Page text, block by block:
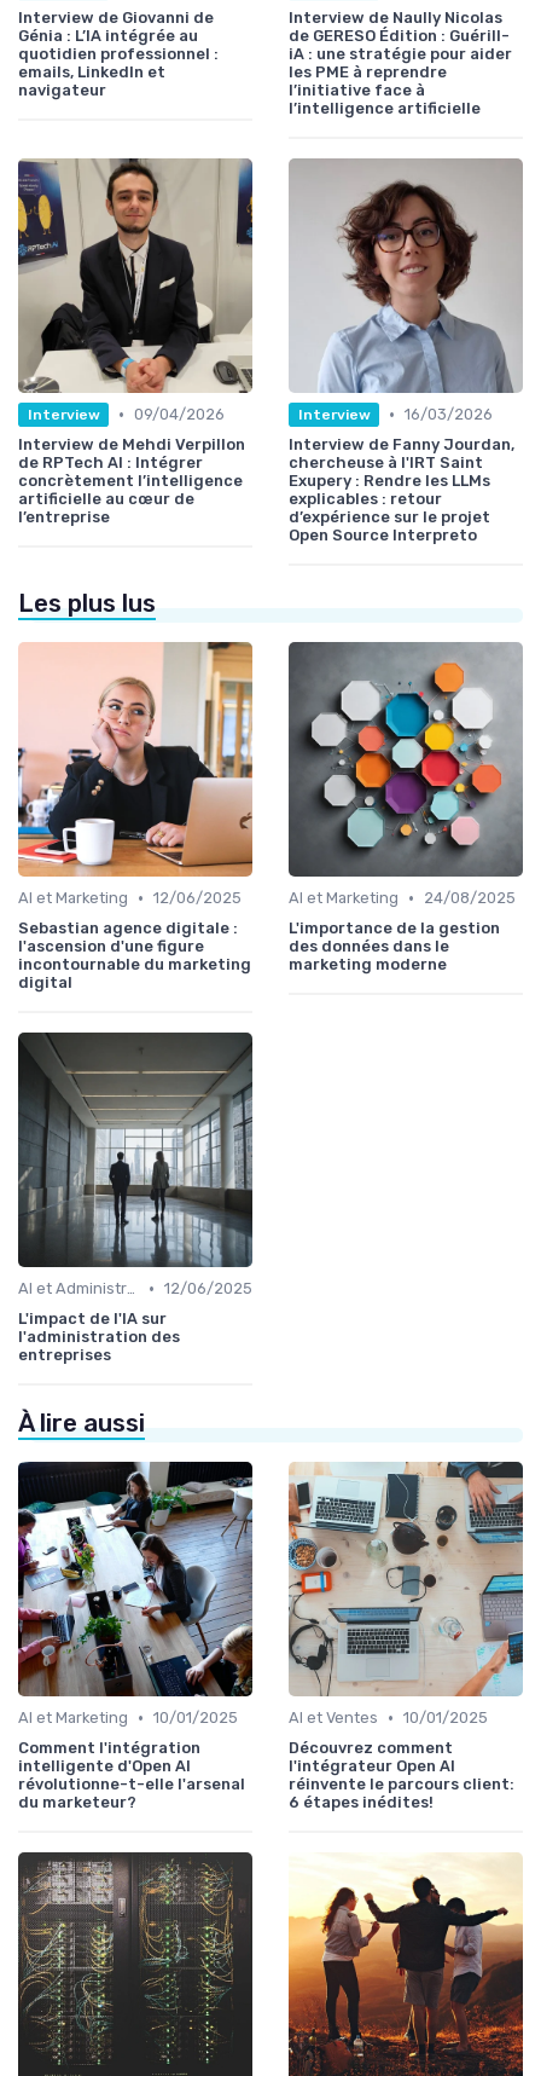
Interview de Giovanni de
Génia : L’IA intégrée au
quotidien professionnel :
emails, LinkedIn et
navigateur
Interview de Naully Nicolas
de GERESO Édition : Guérill-
iA : une stratégie pour aider
les PME à reprendre
l’initiative face à
l’intelligence artificielle
Interview • 09/04/2026
Interview de Mehdi Verpillon
de RPTech AI : Intégrer
concrètement l’intelligence
artificielle au cœur de
l’entreprise
Interview • 16/03/2026
Interview de Fanny Jourdan,
chercheuse à l'IRT Saint
Exupery : Rendre les LLMs
explicables : retour
d’expérience sur le projet
Open Source Interpreto
Les plus lus
AI et Marketing • 12/06/2025
Sebastian agence digitale :
l'ascension d'une figure
incontournable du marketing
digital
AI et Marketing •
24/08/2025
L'importance de la gestion
des données dans le
marketing moderne
AI et Administration • 12/06/2025
L'impact de l'IA sur
l'administration des
entreprises
À lire aussi
AI et Marketing • 10/01/2025
Comment l'intégration
intelligente d'Open AI
révolutionne-t-elle l'arsenal
du marketeur?
AI et Ventes • 10/01/2025
Découvrez comment
l'intégrateur Open AI
réinvente le parcours client:
6 étapes inédites!